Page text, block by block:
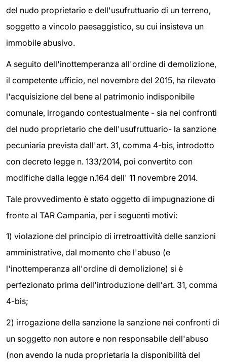
del nudo proprietario e dell'usufruttuario di un terreno,
soggetto a vincolo paesaggistico, su cui insisteva un
immobile abusivo.
A seguito dell'inottemperanza all'ordine di demolizione,
il competente ufficio, nel novembre del 2015, ha rilevato
l'acquisizione del bene al patrimonio indisponibile
comunale, irrogando contestualmente - sia nei confronti
del nudo proprietario che dell'usufruttuario- la sanzione
pecuniaria prevista dall'art. 31, comma 4-bis, introdotto
con decreto legge n. 133/2014, poi convertito con
modifiche dalla legge n.164 dell' 11 novembre 2014.
Tale provvedimento è stato oggetto di impugnazione di
fronte al TAR Campania, per i seguenti motivi:
1) violazione del principio di irretroattività delle sanzioni
amministrative, dal momento che l'abuso (e
l'inottemperanza all'ordine di demolizione) si è
perfezionato prima dell'introduzione dell'art. 31, comma
4-bis;
2) irrogazione della sanzione la sanzione nei confronti di
un soggetto non autore e non responsabile dell'abuso
(non avendo la nuda proprietaria la disponibilità del